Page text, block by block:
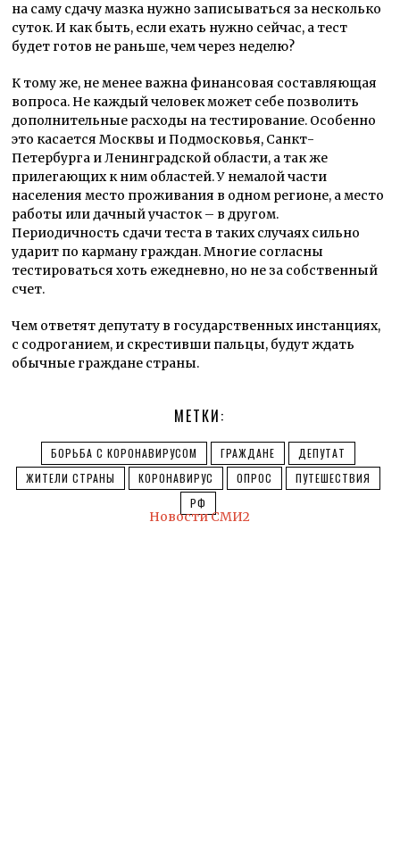
на саму сдачу мазка нужно записываться за несколько
суток. И как быть, если ехать нужно сейчас, а тест
будет готов не раньше, чем через неделю?
К тому же, не менее важна финансовая составляющая
вопроса. Не каждый человек может себе позволить
дополнительные расходы на тестирование. Особенно
это касается Москвы и Подмосковья, Санкт-
Петербурга и Ленинградской области, а так же
прилегающих к ним областей. У немалой части
населения место проживания в одном регионе, а место
работы или дачный участок – в другом.
Периодичность сдачи теста в таких случаях сильно
ударит по карману граждан. Многие согласны
тестироваться хоть ежедневно, но не за собственный
счет.
Чем ответят депутату в государственных инстанциях,
с содроганием, и скрестивши пальцы, будут ждать
обычные граждане страны.
МЕТКИ:
БОРЬБА С КОРОНАВИРУСОМ ГРАЖДАНЕ
ДЕПУТАТ
ЖИТЕЛИ СТРАНЫ
КОРОНАВИРУС ОПРОС
ПУТЕШЕСТВИЯ
РФ
Новости СМИ2